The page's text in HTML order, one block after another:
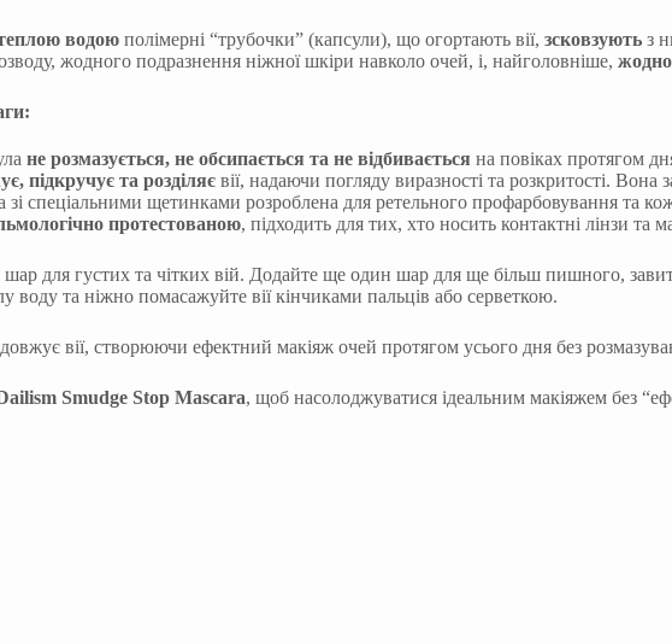
водою полімерні “трубочки” (капсули), що огортають вії, зсковзують з
жодного подразнення ніжної шкіри навколо очей, і, найголовніше,
не розмазується, не обсипається та не відбивається на повіках протягом
підкручує та розділяє вії, надаючи погляду виразності та розкритості.
зі спеціальними щетинками розроблена для ретельного профарбовування та
протестованою, підходить для тих, хто носить контактні лінзи та
шар для густих та чітких вій. Додайте ще один шар для ще більш пишного,
та ніжно помасажуйте вії кінчиками пальців або серветкою.
вії, створюючи ефектний макіяж очей протягом усього дня без
Smudge Stop Mascara, щоб насолоджуватися ідеальним макіяжем без